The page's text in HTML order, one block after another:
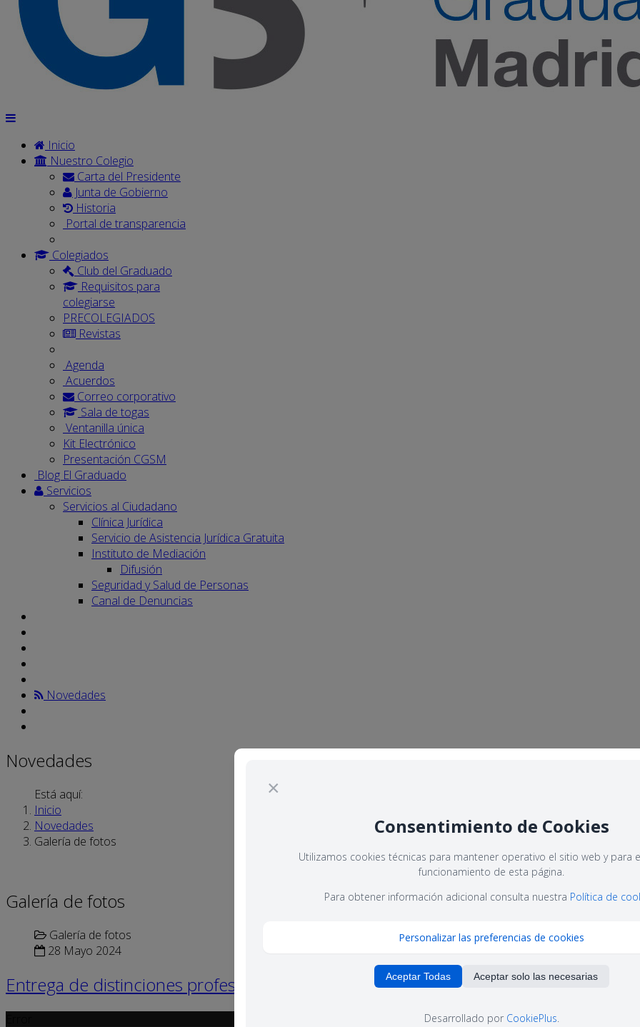
Inicio
Nuestro Colegio
Carta del Presidente
Junta de Gobierno
Historia
Portal de transparencia
Colegiados
Club del Graduado
Requisitos para
colegiarse
PRECOLEGIADOS
Revistas
Agenda
Acuerdos
Correo corporativo
Sala de togas
Ventanilla única
Kit Electrónico
Presentación CGSM
Blog El Graduado
Servicios
Servicios al Ciudadano
Clínica Jurídica
Servicio de Asistencia Jurídica Gratuita
Instituto de Mediación
Difusión
Seguridad y Salud de Personas
Canal de Denuncias
Novedades
Novedades
Está aquí:
Inicio
Novedades
Galería de fotos
Galería de fotos
Galería de fotos
28 Mayo 2024
Entrega de distinciones profesionales
×
Consentimiento de Cookies
Utilizamos cookies técnicas para mantener operativo el sitio web y para
funcionamiento de esta página.
Para obtener información adicional consulta nuestra Política de
Personalizar las preferencias de cookies
Aceptar Todas Aceptar solo las necesarias
Desarrollado por CookiePlus.